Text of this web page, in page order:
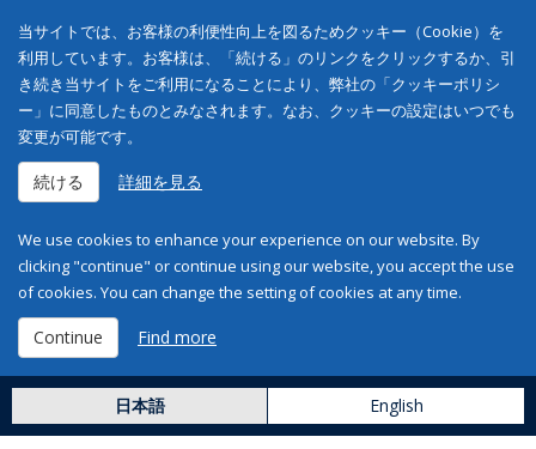
当サイトでは、お客様の利便性向上を図るためクッキー（Cookie）を
利用しています。お客様は、「続ける」のリンクをクリックするか、引
き続き当サイトをご利用になることにより、弊社の「クッキーポリシ
ー」に同意したものとみなされます。なお、クッキーの設定はいつでも
変更が可能です。
続ける 詳細を見る
We use cookies to enhance your experience on our website. By
clicking "continue" or continue using our website, you accept the use
of cookies. You can change the setting of cookies at any time.
Continue Find more
日本語 English